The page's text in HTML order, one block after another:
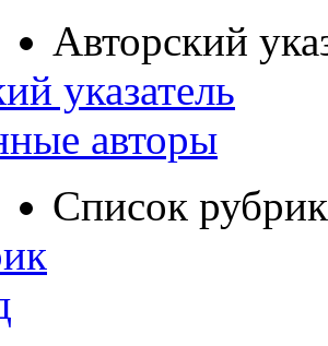
Авторский
указатель
авторы
Список рубрик